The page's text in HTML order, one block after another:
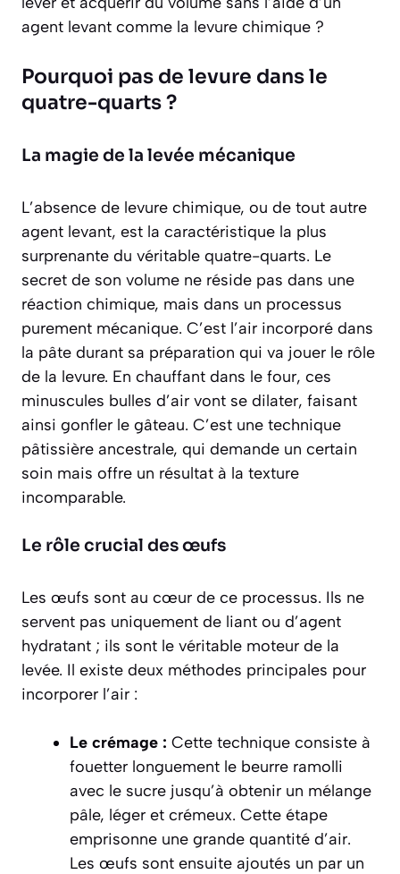
agent levant comme la levure chimique ?
Pourquoi pas de levure dans le
quatre-quarts ?
La magie de la levée mécanique
L’absence de levure chimique, ou de tout autre
agent levant, est la caractéristique la plus
surprenante du véritable quatre-quarts. Le
secret de son volume ne réside pas dans une
réaction chimique, mais dans un processus
purement mécanique. C’est l’air incorporé dans
la pâte durant sa préparation qui va jouer le rôle
de la levure. En chauffant dans le four, ces
minuscules bulles d’air vont se dilater, faisant
ainsi gonfler le gâteau. C’est une technique
pâtissière ancestrale, qui demande un certain
soin mais offre un résultat à la texture
incomparable.
Le rôle crucial des œufs
Les œufs sont au cœur de ce processus. Ils ne
servent pas uniquement de liant ou d’agent
hydratant ; ils sont le véritable moteur de la
levée. Il existe deux méthodes principales pour
incorporer l’air :
Le crémage : Cette technique consiste à
fouetter longuement le beurre ramolli
avec le sucre jusqu’à obtenir un mélange
pâle, léger et crémeux. Cette étape
emprisonne une grande quantité d’air.
Les œufs sont ensuite ajoutés un par un